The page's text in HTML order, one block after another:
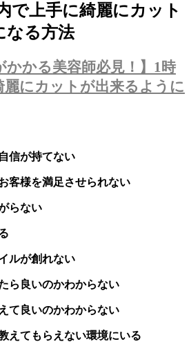
で上手に綺麗にカット
なる方法
かかる美容師必見！】1時
麗にカットが出来るように
信が持てない
客様を満足させられない
らない
ルが創れない
ら良いのかわからない
て良いのかわからない
えてもらえない環境にいる